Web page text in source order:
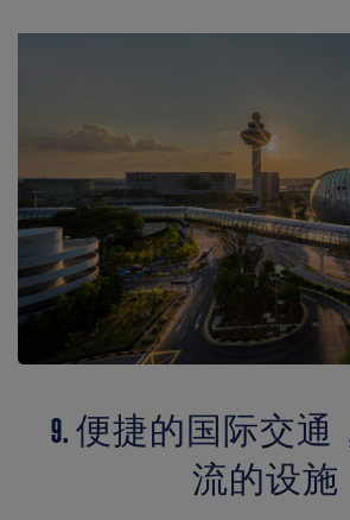
9. 便捷的国际交通
流的设施